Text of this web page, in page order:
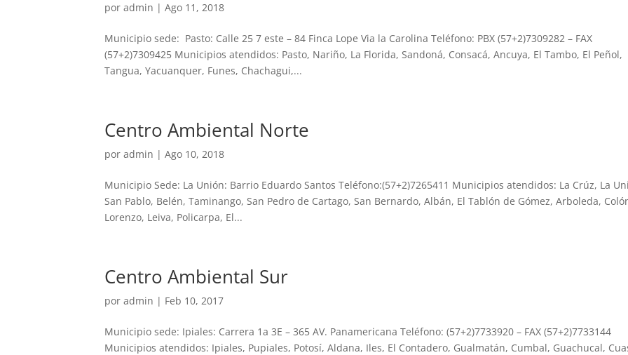
poradmin |Ago 11, 2018
Municipio sede: Pasto: Calle 25 7 este – 84 Finca Lope Via la Carolina Teléfono: PBX (57+2)7309282 – FAX
(57+2)7309425 Municipios atendidos: Pasto, Nariño, La Florida, Sandoná, Consacá, Ancuya, El Tambo, El Peñol,
Tangua, Yacuanquer, Funes, Chachagui,...
Centro Ambiental Norte
poradmin |Ago 10, 2018
Municipio Sede: La Unión: Barrio Eduardo Santos Teléfono:(57+2)7265411 Municipios atendidos: La Crúz, La
San Pablo, Belén, Taminango, San Pedro de Cartago, San Bernardo, Albán, El Tablón de Gómez, Arboleda,
Lorenzo, Leiva, Policarpa, El...
Centro Ambiental Sur
poradmin | Feb 10, 2017
Municipio sede: Ipiales: Carrera 1a 3E – 365 AV. Panamericana Teléfono: (57+2)7733920 – FAX (57+2)7733144
Municipios atendidos: Ipiales, Pupiales, Potosí, Aldana, Iles, El Contadero, Gualmatán, Cumbal, Guachucal,